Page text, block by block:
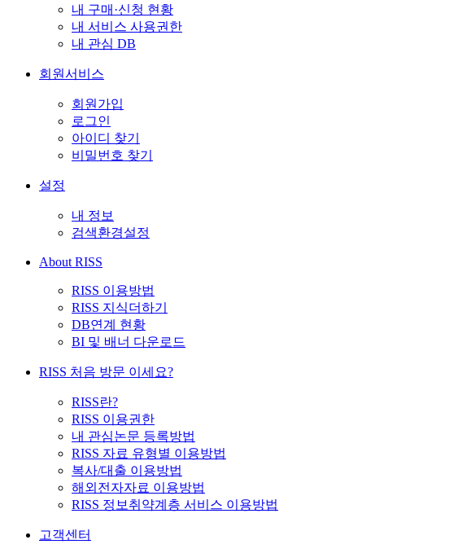
내 구매·신청 현황
내 서비스 사용권한
내 관심 DB
회원서비스
회원가입
로그인
아이디 찾기
비밀번호 찾기
설정
내 정보
검색환경설정
About RISS
RISS 이용방법
RISS 지식더하기
DB연계 현황
BI 및 배너 다운로드
RISS 처음 방문 이세요?
RISS란?
RISS 이용권한
내 관심논문 등록방법
RISS 자료 유형별 이용방법
복사/대출 이용방법
해외전자자료 이용방법
RISS 정보취약계층 서비스 이용방법
고객센터